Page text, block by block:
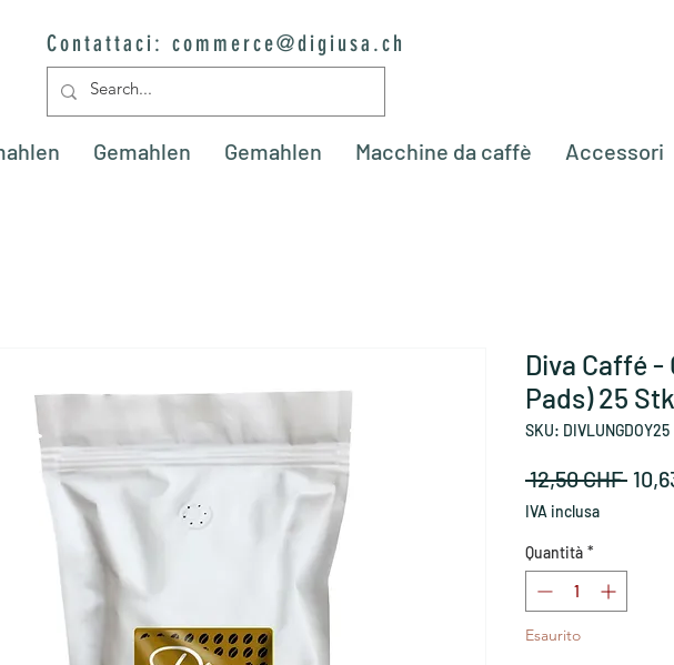
Contattaci: commerce@digiusa.ch
Gemahlen Gemahlen Macchine da caffè Accessori
Diva Caffé -
Pads) 25
SKU: DIVLUNGDOY25
12,50 CHF
IVA inclusa
Quantità *
Esaurito